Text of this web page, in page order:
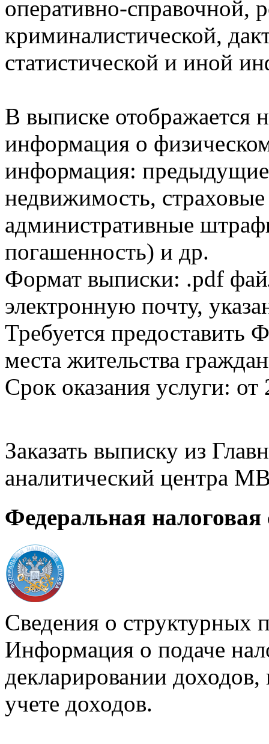
оперативно-справочной,
криминалистической,
статистической и иной
В выписке отображается
информация о
информация:
недвижимость,
административные
погашенность) и др.
Формат выписки: .pdf
электронную почту,
Требуется
места жительства
Срок оказания услуги: от
Заказать выписку из
аналитический центра
Федеральная налоговая
Сведения о структурных
Информация о подаче
декларировании доходов,
учете доходов.